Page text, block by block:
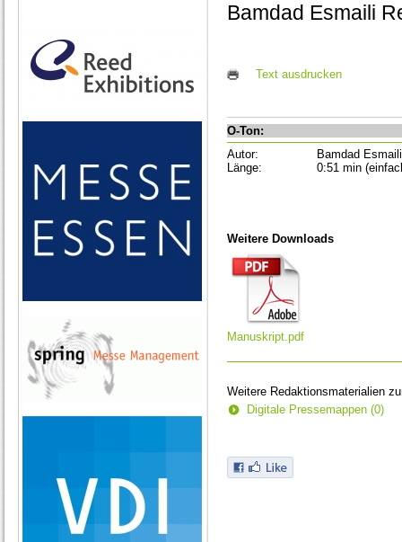
Bamdad Esmaili
Text ausdrucken
O-Ton:
Autor:
Bamdad Esmaili
Länge:
0:51 min
Weitere Downloads
Manuskript.pdf
Weitere Redaktionsmaterialien
Digitale Pressemappen (0)